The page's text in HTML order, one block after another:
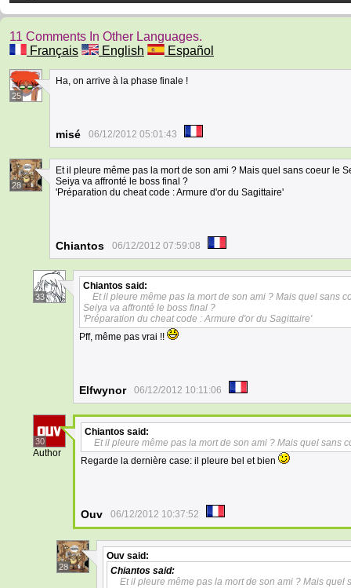
11 Comments In Other Languages.
Français
English Español
25
Ha, on arrive à la phase finale !
misé 06/12/2012 05:01:43
28
Et il pleure même pas la mort de son ami ? Mais quel sans coeur le
Seiya va affronté le boss final ?
'Préparation du cheat code : Armure d'or du Sagittaire'
Chiantos 06/12/2012 07:59:08
33
Chiantos said:
Et il pleure même pas la mort de son ami ? Mais quel sans
Seiya va affronté le boss final ?
'Préparation du cheat code : Armure d'or du Sagittaire'
Pff, même pas vrai !!
Elfwynor 06/12/2012 10:11:06
30
Author
Chiantos said:
Et il pleure même pas la mort de son ami ? Mais quel sans
Regarde la dernière case: il pleure bel et bien
Ouv 06/12/2012 10:37:52
28
Ouv said:
Chiantos said:
Et il pleure même pas la mort de son ami ? Mais quel